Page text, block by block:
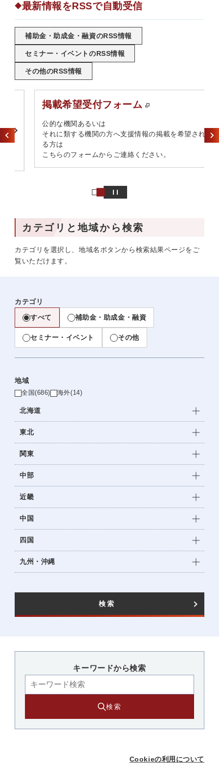
◆最新情報をRSSで自動受信
補助金・助成金・融資のRSS情報
セミナー・イベントのRSS情報
その他のRSS情報
掲載希望受付フォーム
​公的な機関あるいは​
それに類する機関の方へ​支援情報の掲載を希望され
る方は​
こちらのフォームからご連絡ください。
カテゴリと地域から検索
カテゴリを選択し、地域名ボタンから検索結果ページをご
覧いただけます。
カテゴリ
すべて
補助金・助成金・融資
セミナー・イベント その他
地域
全国(686) 海外(14)
北海道
東北
関東
中部
近畿
中国
四国
九州・沖縄
検索
キーワードから検索​
検索
Cookieの利用について